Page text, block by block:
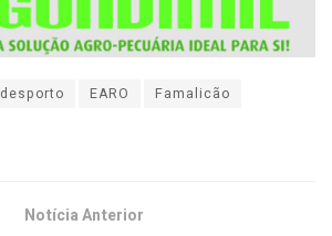
desporto EARO
Famalicão
Notícia Anterior